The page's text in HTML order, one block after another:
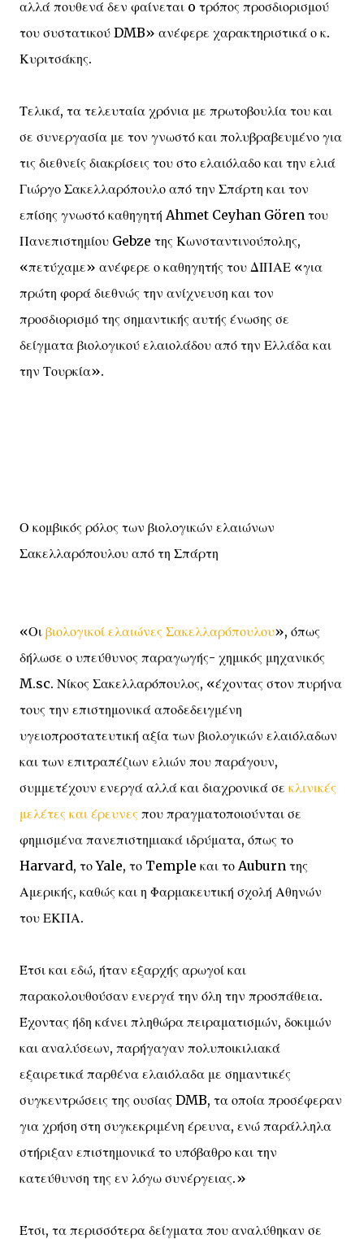
αλλά πουθενά δεν φαίνεται o τρόπος προσδιορισμού
του συστατικού DMB» ανέφερε χαρακτηριστικά ο κ.
Κυριτσάκης.
Τελικά, τα τελευταία χρόνια με πρωτοβουλία του και
σε συνεργασία με τον γνωστό και πολυβραβευμένο για
τις διεθνείς διακρίσεις του στο ελαιόλαδο και την ελιά
Γιώργο Σακελλαρόπουλο από την Σπάρτη και τον
επίσης γνωστό καθηγητή Ahmet Ceyhan Gören του
Πανεπιστημίου Gebze της Κωνσταντινούπολης,
«πετύχαμε» ανέφερε ο καθηγητής του ΔΙΠΑΕ «για
πρώτη φορά διεθνώς την ανίχνευση και τον
προσδιορισμό της σημαντικής αυτής ένωσης σε
δείγματα βιολογικού ελαιολάδου από την Ελλάδα και
την Τουρκία».
Ο κομβικός ρόλος των βιολογικών ελαιώνων
Σακελλαρόπουλου από τη Σπάρτη
«Οι βιολογικοί ελαιώνες Σακελλαρόπουλου», όπως
δήλωσε ο υπεύθυνος παραγωγής- χημικός μηχανικός
M.sc. Νίκος Σακελλαρόπουλος, «έχοντας στον πυρήνα
τους την επιστημονικά αποδεδειγμένη
υγειοπροστατευτική αξία των βιολογικών ελαιόλαδων
και των επιτραπέζιων ελιών που παράγουν,
συμμετέχουν ενεργά αλλά και διαχρονικά σε κλινικές
μελέτες και έρευνες που πραγματοποιούνται σε
φημισμένα πανεπιστημιακά ιδρύματα, όπως το
Harvard, το Yale, το Temple και το Auburn της
Αμερικής, καθώς και η Φαρμακευτική σχολή Αθηνών
του ΕΚΠΑ.
Έτσι και εδώ, ήταν εξαρχής αρωγοί και
παρακολουθούσαν ενεργά την όλη την προσπάθεια.
Έχοντας ήδη κάνει πληθώρα πειραματισμών, δοκιμών
και αναλύσεων, παρήγαγαν πολυποικιλιακά
εξαιρετικά παρθένα ελαιόλαδα με σημαντικές
συγκεντρώσεις της ουσίας DMB, τα οποία προσέφεραν
για χρήση στη συγκεκριμένη έρευνα, ενώ παράλληλα
στήριξαν επιστημονικά το υπόβαθρο και την
κατεύθυνση της εν λόγω συνέργειας.»
Έτσι, τα περισσότερα δείγματα που αναλύθηκαν σε